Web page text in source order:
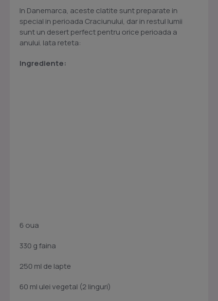
In Danemarca, aceste clatite sunt preparate in
special in perioada Craciunului, dar in restul lumii
sunt un desert perfect pentru orice perioada a
anului. Iata reteta:
Ingrediente:
6 oua
330 g faina
250 ml de lapte
60 ml ulei vegetal (2 linguri)